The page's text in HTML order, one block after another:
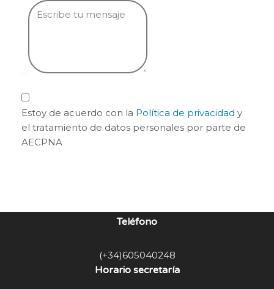
Estoy de acuerdo con la Política de privacidad y
el tratamiento de datos personales por parte de
AECPNA
Teléfono
(+34)605040248
Horario secretaría